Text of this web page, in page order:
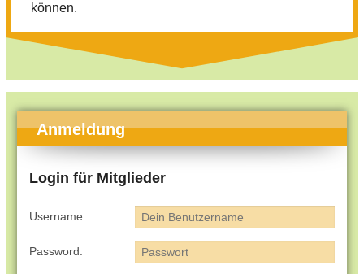
können.
Anmeldung
Login für Mitglieder
Username:
Password: